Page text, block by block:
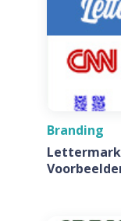
Branding
Lettermark